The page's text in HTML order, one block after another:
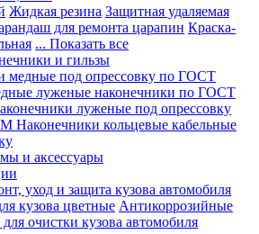
Жидкая резина Защитная удаляемая
для ремонта царапин Краска-
... Показать все
и гильзы
медные под опрессовку по ГОСТ
луженые наконечники по ГОСТ
луженые под опрессовку
Наконечники кольцевые кабельные
и аксессуары
уход и защита кузова автомобиля
кузова цветные Антикоррозийные
очистки кузова автомобиля